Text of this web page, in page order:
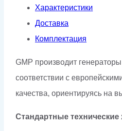
Характеристики
Доставка
Комплектация
GMP производит
соответствии с
качества, ориентируясь на
Стандартные технические